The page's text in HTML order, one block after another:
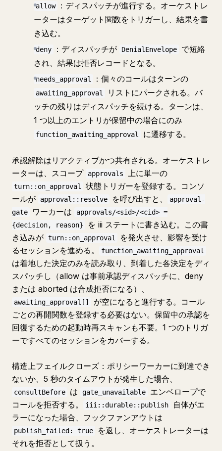
allow
：ディスパッチが進行する。オーケストレ
ーターはターゲット関数をトリガーし、結果を書
き込む。
deny ：ディスパッチが DenialEnvelope
で短絡
され、結果は拒否レコードとなる。
needs_approval ：個々のコールはターンの
awaiting_approval
リストにパークされる。バ
ッチの残りはディスパッチを続ける。ターンは、
1 つ以上のエントリが保留中の場合にのみ
function_awaiting_approval に遷移する。
承認解除はリアクティブかつ共有される。オーケストレ
ーターは、スコープ approvals 上に単一の
turn::on_approval
状態トリガーを登録する。コンソ
ールが
approval::resolve を呼び出すと、
approval-
gate
ワーカーは
approvals/<sid>/<cid> =
{decision, reason}
を iii ステートに書き込む。この書
き込みが turn::on_approval
を発火させ、影響を受け
るセッションを進める。
function_awaiting_approval
は着地した決定のみを読み取り、到着した各決定をディ
スパッチし（allow は事前承認ディスパッチに、deny
または aborted は合成拒否になる）、
awaiting_approval[]
が空になると進行する。コール
ごとの再開関数を登録する必要はない。保留中の承認を
回復するための起動時再スキャンも不要。1 つのトリガ
ーですべてのセッションをカバーする。
構造上フェイルクローズ：ポリシーワーカーに到達でき
ないか、5 秒のタイムアウトが発生した場合、
consultBefore は gate_unavailable
エンベロープで
コールを拒否する。
iii::durable::publish
自体がエ
ラーになった場合、フックファンアウトは
publish_failed: true
を返し、オーケストレーターは
それを拒否として扱う。